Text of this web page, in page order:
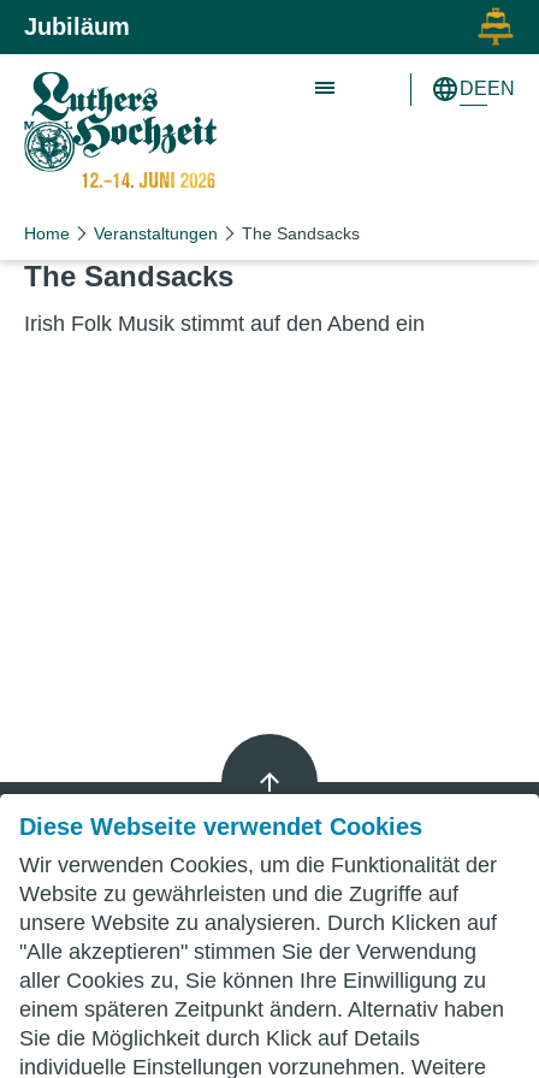
Diese Webseite verwendet Cookies
Wir verwenden Cookies, um die Funktionalität der
Website zu gewährleisten und die Zugriffe auf
unsere Website zu analysieren. Durch Klicken auf
"Alle akzeptieren" stimmen Sie der Verwendung
aller Cookies zu, Sie können Ihre Einwilligung zu
einem späteren Zeitpunkt ändern. Alternativ haben
Sie die Möglichkeit durch Klick auf Details
individuelle Einstellungen vorzunehmen. Weitere
Zum Inhalt springen
Zur Hauptnavigation springen
Jubiläum
DEEN
Home Veranstaltungen The Sandsacks
The Sandsacks
Irish Folk Musik stimmt auf den Abend ein
Impressum
Datenschutz
AGB